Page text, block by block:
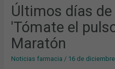
Últimos días
'Tómate el
Maratón
Noticias farmacia / 16 de
ANTES
DE
LA
MARATÓN